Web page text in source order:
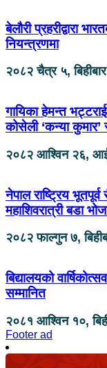
बेलौरी प्रहरीद्वारा
नियन्त्रणमा
२०८२ चैत्र ५,
गायिका हेमन्त
कोसेली ‘कन्या कुमार’
२०८२ आश्विन २६,
नेपाल राष्ट्रिय
महाशिवरात्री बडा
२०८२ फाल्गुन ७,
बिद्यालयको
सम्मानित
२०८१ आश्विन १०,
Footer ad